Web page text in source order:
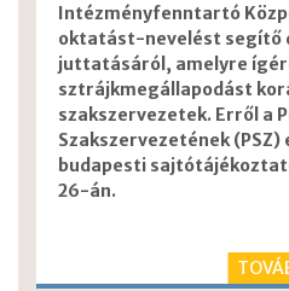
Intézményfenntartó
oktatást-nevelést segítő
juttatásáról, amelyre
sztrájkmegállapodást
szakszervezetek. Erről a
Szakszervezetének (PSZ)
budapesti
26-án.